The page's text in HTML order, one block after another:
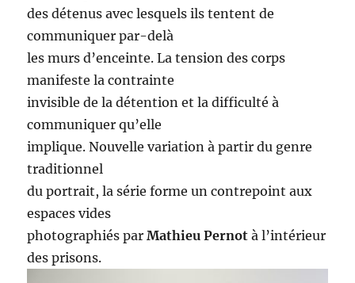
des détenus avec lesquels ils tentent de
communiquer par-delà
les murs d’enceinte. La tension des corps
manifeste la contrainte
invisible de la détention et la difficulté à
communiquer qu’elle
implique. Nouvelle variation à partir du genre
traditionnel
du portrait, la série forme un contrepoint aux
espaces vides
photographiés parMathieu Pernot à l’intérieur
des prisons.